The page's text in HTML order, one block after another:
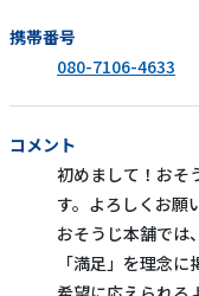
携帯番号
080-7106-4633
コメント
初めまして！おそ
す。よろしくお願
おそうじ本舗では
「満足」を理念